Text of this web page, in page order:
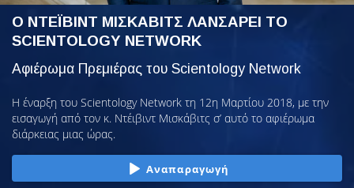
Ο ΝΤΕΪΒΙΝΤ ΜΙΣΚΑΒΙΤΣ ΛΑΝΣΑΡΕΙ ΤΟ
SCIENTOLOGY NETWORK
Αφιέρωμα Πρεμιέρας του Scientology Network
Η έναρξη του Scientology Network τη 12η Μαρτίου 2018, με την
εισαγωγή από τον κ. Ντέιβιντ Μισκάβιτς σ’ αυτό το αφιέρωμα
διάρκειας μιας ώρας.
Αναπαραγωγή